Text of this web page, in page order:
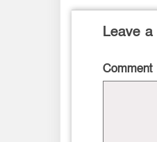
Leave a
Comment